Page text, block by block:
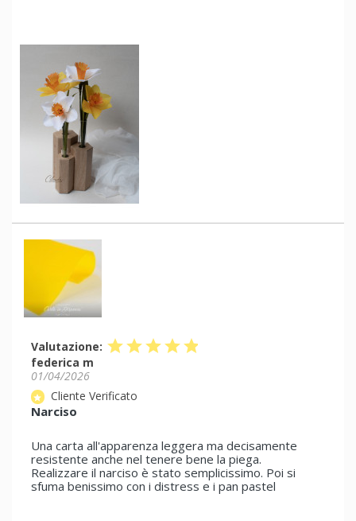
Valutazione: starstarstarstarstar
federica m
01/04/2026
star Cliente Verificato
Narciso
Una carta all'apparenza leggera ma decisamente
resistente anche nel tenere bene la piega.
Realizzare il narciso è stato semplicissimo. Poi si
sfuma benissimo con i distress e i pan pastel